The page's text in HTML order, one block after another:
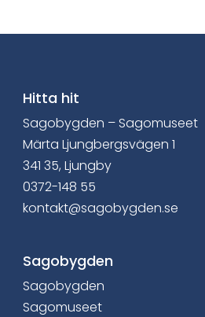
Hitta hit
Sagobygden – Sagomuseet
Märta Ljungbergsvägen 1
341 35, Ljungby
0372-148 55
kontakt@sagobygden.se
Sagobygden
Sagobygden
Sagomuseet